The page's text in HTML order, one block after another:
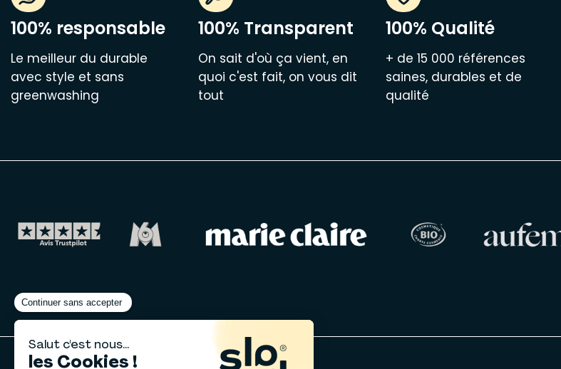
100% responsable
Le meilleur du durable
avec style et sans
greenwashing
100% Transparent
On sait d'où ça vient, en
quoi c'est fait, on vous dit
tout
100% Qualité
+ de 15 000 références
saines, durables et de
qualité